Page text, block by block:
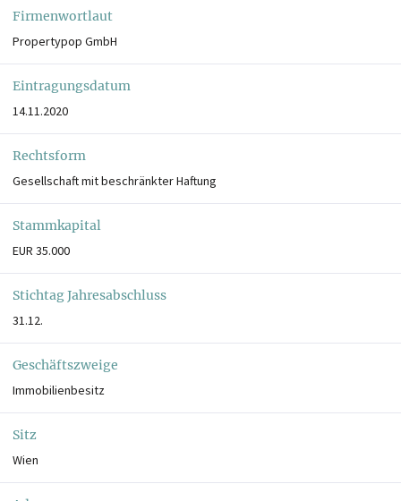
Firmenwortlaut
Propertypop GmbH
Eintragungsdatum
14.11.2020
Rechtsform
Gesellschaft mit beschränkter Haftung
Stammkapital
EUR 35.000
Stichtag Jahresabschluss
31.12.
Geschäftszweige
Immobilienbesitz
Sitz
Wien